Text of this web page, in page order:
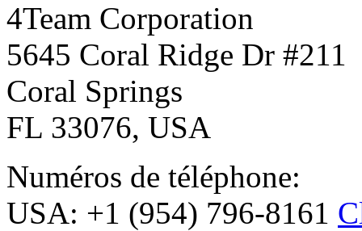
4Team Corporation
5645 Coral Ridge Dr #211
Coral Springs
FL 33076, USA
Numéros de téléphone:
USA: +1 (954) 796-8161